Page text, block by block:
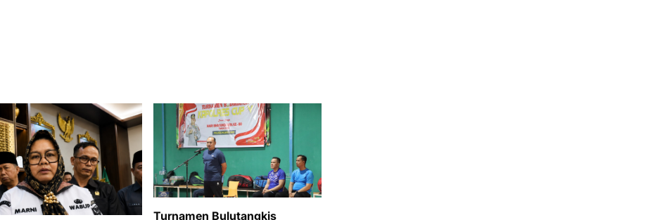
Turnamen Bulutangkis